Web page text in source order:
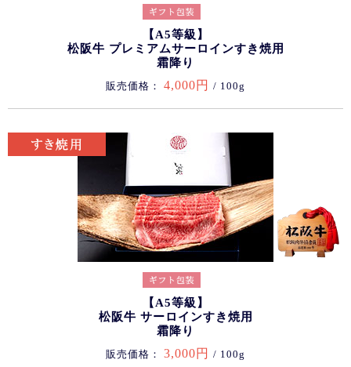
【A5等級】
松阪牛 プレミアムサーロインすき焼用
霜降り
販売価格： 4,000円 / 100g
【A5等級】
松阪牛 サーロインすき焼用
霜降り
販売価格： 3,000円 / 100g